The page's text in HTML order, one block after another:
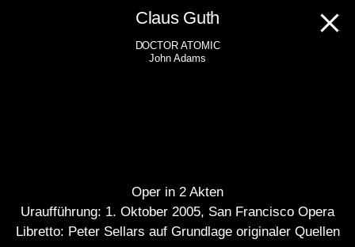
Claus Guth
DOCTOR ATOMIC
John Adams
Oper in 2 Akten
Uraufführung: 1. Oktober 2005, San Francisco Opera
Libretto: Peter Sellars auf Grundlage originaler Quellen